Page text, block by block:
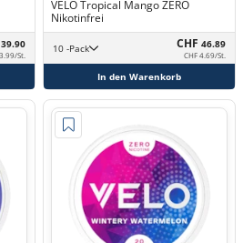
39.90
St.
VELO Tropical Mango ZERO
Nikotinfrei
10 -Pack CHF 46.89
CHF 4.69/St.
In den Warenkorb